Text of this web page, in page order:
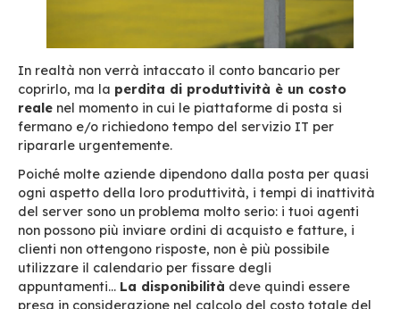
sistema, a seconda della
facilità di accesso
competenza del team interno o del
(protocolli iMAP, formati ICS…)? Ci sono API per
accedere a e-mail, calendari, contatti,
ecc.?
Più la soluzione si baserà suprotocolli e
standard (comeBlueMind)meno costosa e
sarà la migrazione.
Inmodalità hostingnon è sempre facile
completo e agevole ai dati, il che può
ostacolo alla migrazione verso una nuova